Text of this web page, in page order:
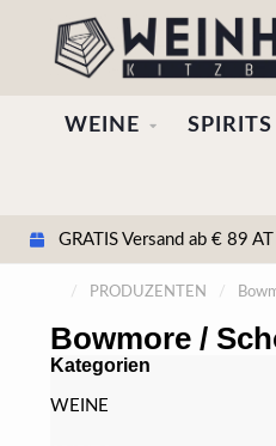
WEINE SPIRITS
GRATIS Versand ab € 89
/ PRODUZENTEN /
Bowmore /
Kategorien
WEINE